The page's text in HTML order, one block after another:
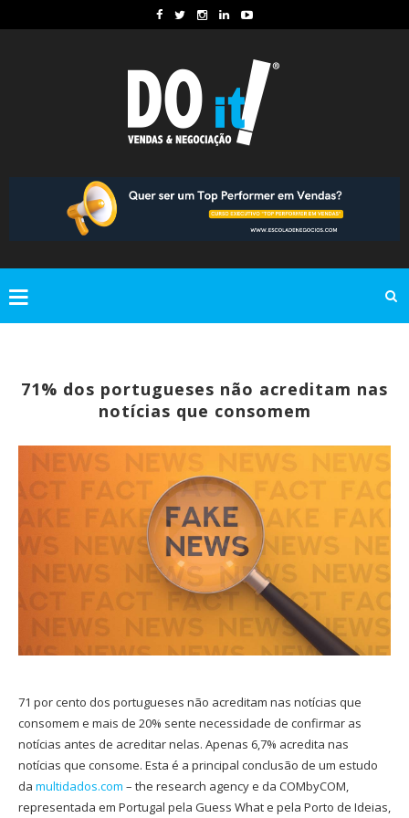
71% dos portugueses não acreditam nas
notícias que consomem
71 por cento dos portugueses não acreditam nas notícias que
consomem e mais de 20% sente necessidade de confirmar as
notícias antes de acreditar nelas. Apenas 6,7% acredita nas
notícias que consome. Esta é a principal conclusão de um estudo
da multidados.com – the research agency e da COMbyCOM,
representada em Portugal pela Guess What e pela Porto de Ideias,